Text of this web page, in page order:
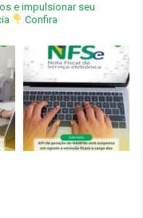
e impulsionar seu
Confira